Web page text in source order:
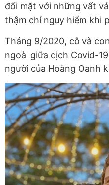
đối mặt với những vất
thậm chí nguy hiểm khi
Tháng 9/2020, cô và
ngoài giữa dịch Covid-
người của Hoàng Oanh